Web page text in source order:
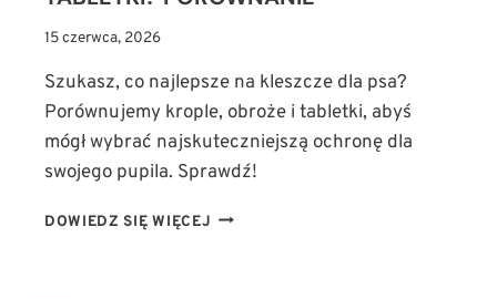
15 czerwca, 2026
Szukasz, co najlepsze na kleszcze dla psa?
Porównujemy krople, obroże i tabletki, abyś
mógł wybrać najskuteczniejszą ochronę dla
swojego pupila. Sprawdź!
DOWIEDZ SIĘ WIĘCEJ NAJLEPSZE